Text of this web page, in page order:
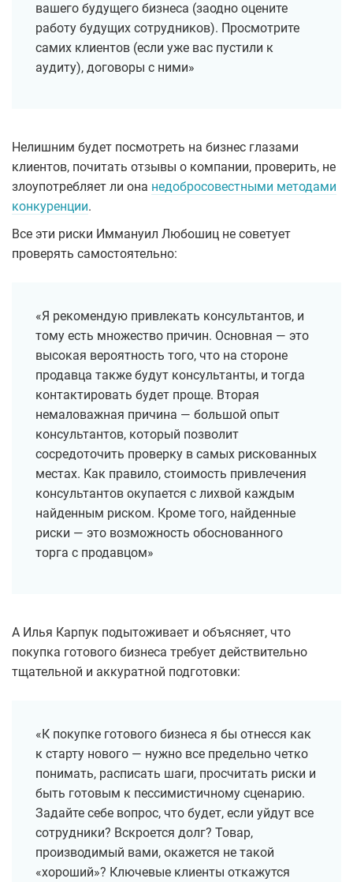
вашего будущего бизнеса (заодно оцените
работу будущих сотрудников). Просмотрите
самих клиентов (если уже вас пустили к
аудиту), договоры с ними»
Нелишним будет посмотреть на бизнес глазами
клиентов, почитать отзывы о компании, проверить, не
злоупотребляет ли она недобросовестными методами
конкуренции.
Все эти риски Иммануил Любошиц не советует
проверять самостоятельно:
«Я рекомендую привлекать консультантов, и
тому есть множество причин. Основная — это
высокая вероятность того, что на стороне
продавца также будут консультанты, и тогда
контактировать будет проще. Вторая
немаловажная причина — большой опыт
консультантов, который позволит
сосредоточить проверку в самых рискованных
местах. Как правило, стоимость привлечения
консультантов окупается с лихвой каждым
найденным риском. Кроме того, найденные
риски — это возможность обоснованного
торга с продавцом»
А Илья Карпук подытоживает и объясняет, что
покупка готового бизнеса требует действительно
тщательной и аккуратной подготовки:
«К покупке готового бизнеса я бы отнесся как
к старту нового — нужно все предельно четко
понимать, расписать шаги, просчитать риски и
быть готовым к пессимистичному сценарию.
Задайте себе вопрос, что будет, если уйдут все
сотрудники? Вскроется долг? Товар,
производимый вами, окажется не такой
«хороший»? Ключевые клиенты откажутся